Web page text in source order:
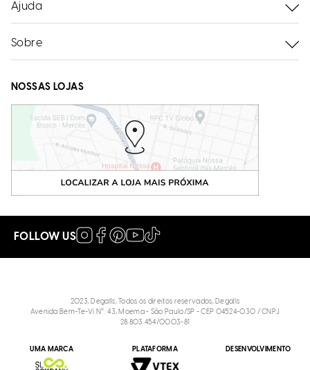
Ajuda
Sobre
NOSSAS LOJAS
FOLLOW US
2023, Degalls, Todos os direitos reservados, Degalls
Avenida Bem-Te-Vi N°: 43, Moema - São Paulo/SP - CEP 04524-030 / CNPJ
28.803.454/0003-81
UMA MARCA PLATAFORMA DESENVOLVIMENTO